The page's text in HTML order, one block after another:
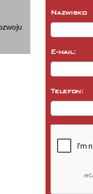
Nazwisko
E-mail:
Telefon: